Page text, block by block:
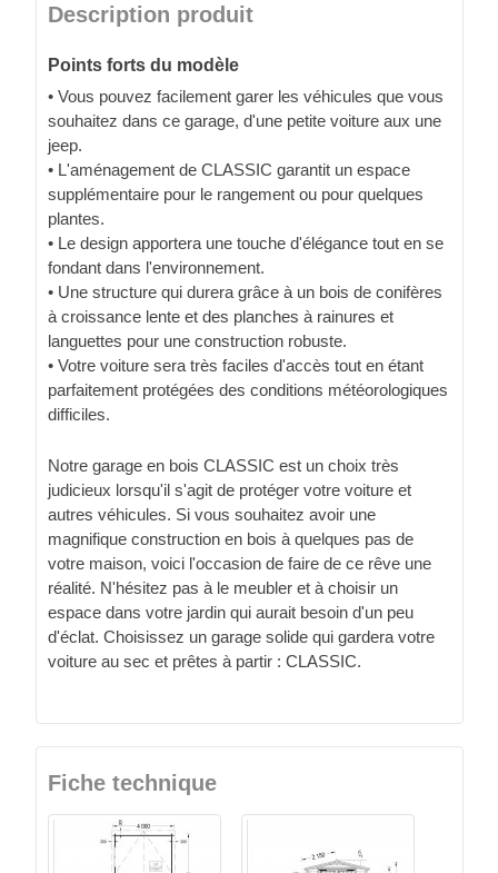
Description produit
Points forts du modèle
• Vous pouvez facilement garer les véhicules que vous
souhaitez dans ce garage, d'une petite voiture aux une
jeep.
• L'aménagement de CLASSIC garantit un espace
supplémentaire pour le rangement ou pour quelques
plantes.
• Le design apportera une touche d'élégance tout en se
fondant dans l'environnement.
• Une structure qui durera grâce à un bois de conifères
à croissance lente et des planches à rainures et
languettes pour une construction robuste.
• Votre voiture sera très faciles d'accès tout en étant
parfaitement protégées des conditions météorologiques
difficiles.
Notre garage en bois CLASSIC est un choix très
judicieux lorsqu'il s'agit de protéger votre voiture et
autres véhicules. Si vous souhaitez avoir une
magnifique construction en bois à quelques pas de
votre maison, voici l'occasion de faire de ce rêve une
réalité. N'hésitez pas à le meubler et à choisir un
espace dans votre jardin qui aurait besoin d'un peu
d'éclat. Choisissez un garage solide qui gardera votre
voiture au sec et prêtes à partir : CLASSIC.
Fiche technique